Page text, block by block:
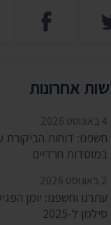
אחרונות
4 באוגוסט 2026
חשפנו: דוחות הביקורת
במוסדות חרדיים
2 באוגוסט 2026
עתרנו וחשפנו: יומן
סילמן ל-2025